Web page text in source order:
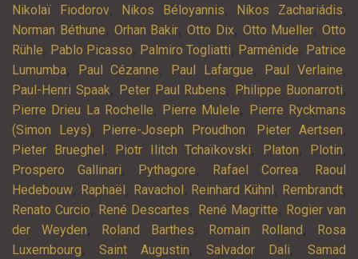
Nikolaï Fiodorov, Nikos Béloyannis, Níkos Zachariádis,
Norman Béthune, Orhan Bakir, Otto Dix, Otto Mueller, Otto
Rühle, Pablo Picasso, Palmiro Togliatti, Parménide, Patrice
Lumumba, Paul Cézanne, Paul Lafargue, Paul Verlaine,
Paul-Henri Spaak, Peter Paul Rubens, Philippe Buonarroti,
Pierre Drieu La Rochelle, Pierre Mulele,
Pierre Ryckmans
(Simon Leys), Pierre-Joseph Proudhon, Pieter Aertsen,
Pieter Brueghel , Piotr Ilitch Tchaïkovski, Platon, Plotin,
Prospero Gallinari, Pythagore, Rafael Correa,
Raoul
Hedebouw, Raphaël , Ravachol , Reinhard Kühnl , Rembrandt,
Renato Curcio, René Descartes, René Magritte, Rogier van
der Weyden, Roland Barthes, Romain Rolland ,
Rosa
Luxembourg, Saint Augustin,Salvador Dali,Samad